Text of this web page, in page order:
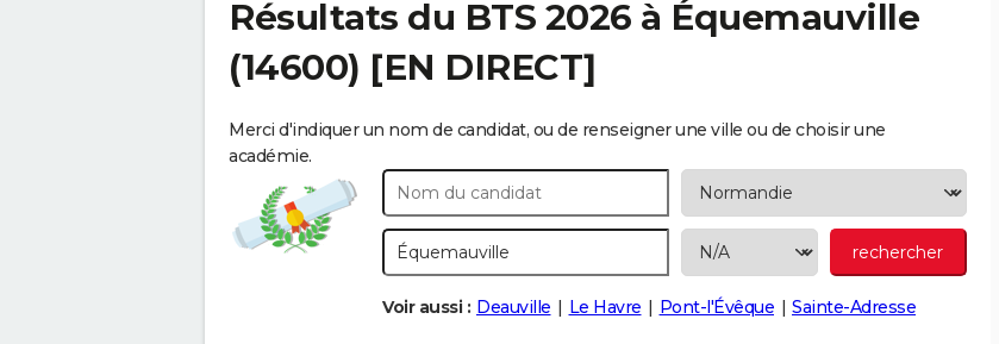
Résultats du BTS 2026 à Équemauville
(14600) [EN DIRECT]
Merci d'indiquer un nom de candidat, ou de renseigner une ville ou de choisir une
académie.
Voir aussi : Deauville Le Havre Pont-l'Évêque Sainte-Adresse